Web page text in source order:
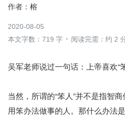
作者： 榕
2020-08-05
本文字数：719 字
阅读完需：约 2
吴军老师说过一句话：上帝喜欢“笨
当然，所谓的“笨人”并不是指智
用笨办法做事的人。那什么办法